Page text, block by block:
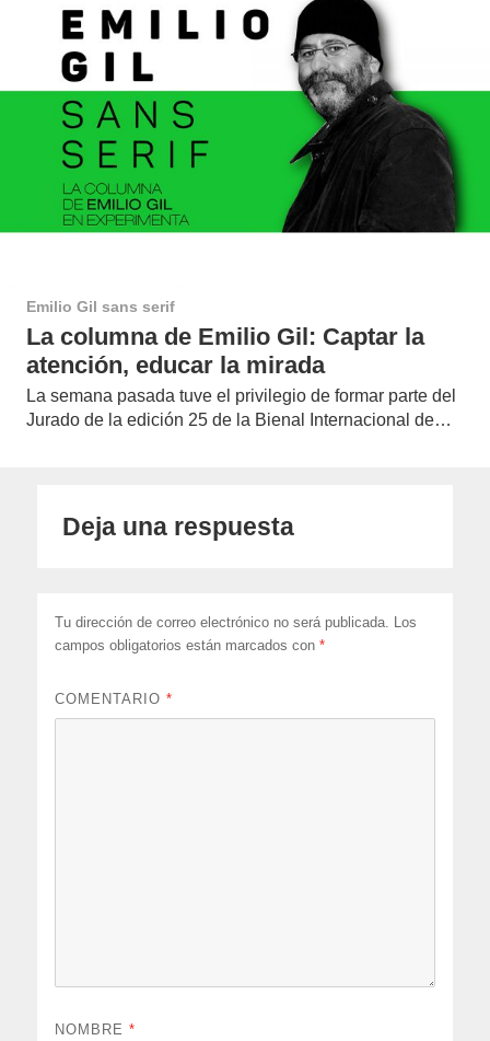
Emilio Gil sans serif
La columna de Emilio Gil: Captar la
atención, educar la mirada
La semana pasada tuve el privilegio de formar parte del
Jurado de la edición 25 de la Bienal Internacional de…
Deja una respuesta
Tu dirección de correo electrónico no será publicada. Los
campos obligatorios están marcados con*
COMENTARIO*
NOMBRE*